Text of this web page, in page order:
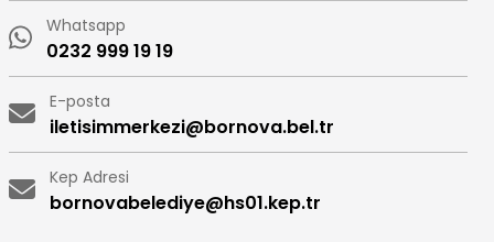
Whatsapp
0232 999 19 19
E-posta
iletisimmerkezi@bornova.bel.tr
Kep Adresi
bornovabelediye@hs01.kep.tr